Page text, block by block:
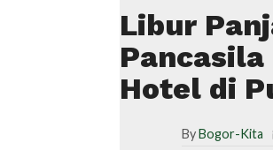
Libur
Hotel di
ByBogor-Kita